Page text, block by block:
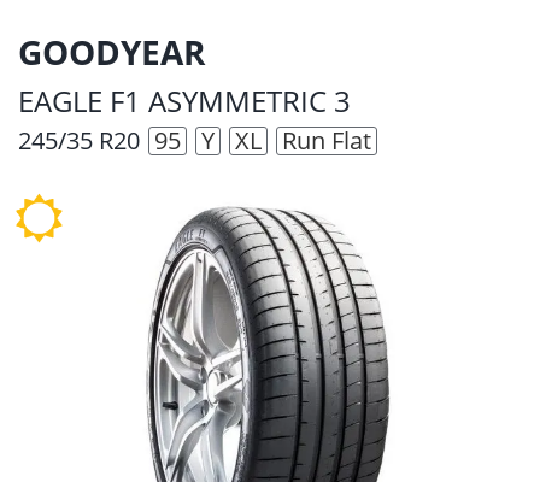
GOODYEAR
EAGLE F1 ASYMMETRIC 3
245/35 R20 95 Y XL Run Flat